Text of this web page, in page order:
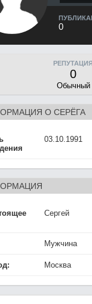
0
РЕПУТАЦИЯ
0
Обычный
О СЕРЁГА
03.10.1991
Сергей
Мужчина
Москва